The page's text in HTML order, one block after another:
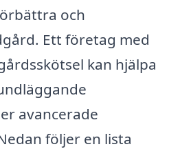
och
Ett företag med
kan hjälpa
avancerade
följer en lista